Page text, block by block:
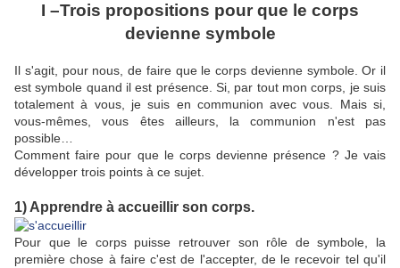
I –Trois propositions pour que le corps
devienne symbole
Il s'agit, pour nous, de faire que le corps devienne symbole. Or il
est symbole quand il est présence. Si, par tout mon corps, je suis
totalement à vous, je suis en communion avec vous. Mais si,
vous-mêmes, vous êtes ailleurs, la communion n'est pas
possible…
Comment faire pour que le corps devienne présence ? Je vais
développer trois points à ce sujet.
1) Apprendre à accueillir son corps.
Pour que le corps puisse retrouver son rôle de symbole, la
première chose à faire c'est de l'accepter, de le recevoir tel qu'il